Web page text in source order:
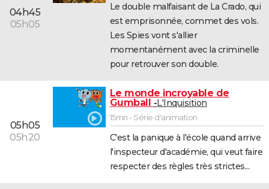
04h45
05h05
Le double malfaisant de La Crado, qui
est emprisonnée, commet des vols.
Les Spies vont s'allier
momentanément avec la criminelle
pour retrouver son double.
05h05
05h20
Le monde incroyable de
Gumball
L'Inquisition
15mn - Série d'animation
C'est la panique à l'école quand arrive
l'inspecteur d'académie, qui veut faire
respecter des règles très strictes...